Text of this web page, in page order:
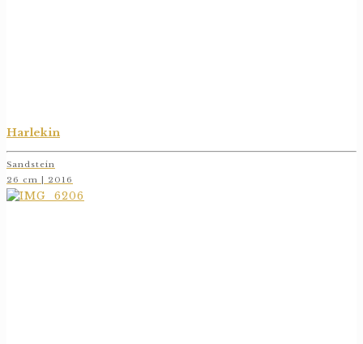
Harlekin
Sandstein
26 cm | 2016